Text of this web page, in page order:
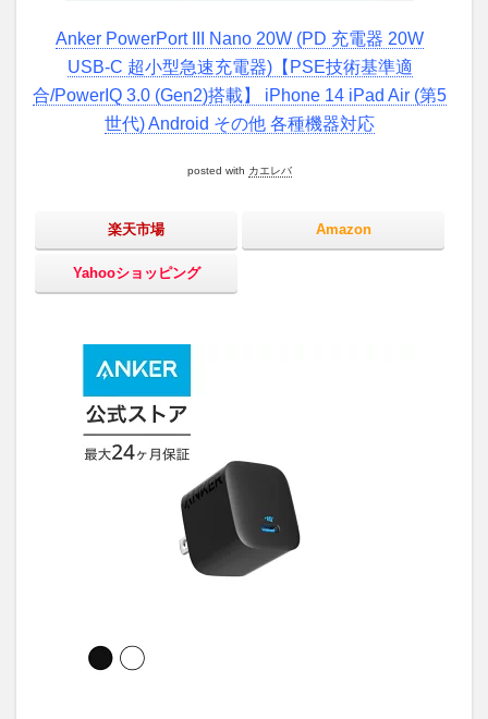
Anker PowerPort III Nano 20W (PD 充電器 20W
USB-C 超小型急速充電器)【PSE技術基準適
合/PowerIQ 3.0 (Gen2)搭載】 iPhone 14 iPad Air (第5
世代) Android その他 各種機器対応
posted with カエレバ
楽天市場 Amazon
Yahooショッピング